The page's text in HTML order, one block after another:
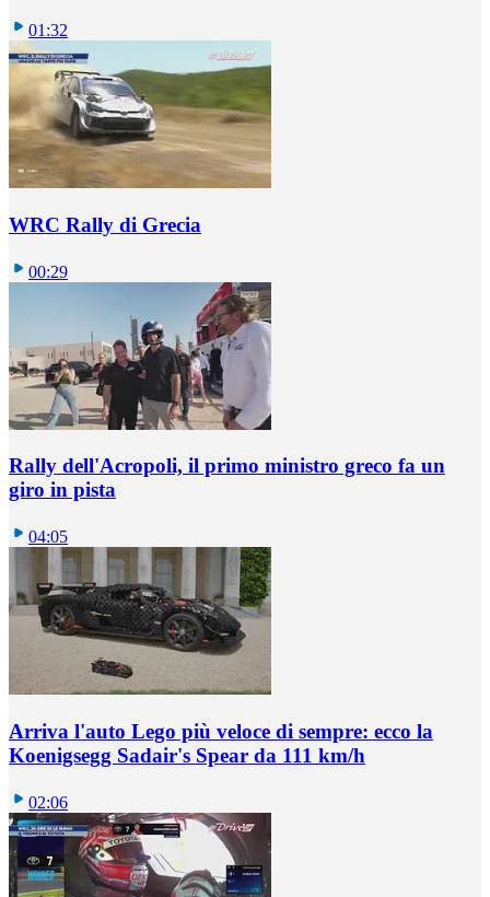
01:32
WRC Rally di Grecia
00:29
Rally dell'Acropoli, il primo ministro greco fa un
giro in pista
04:05
Arriva l'auto Lego più veloce di sempre: ecco la
Koenigsegg Sadair's Spear da 111 km/h
02:06